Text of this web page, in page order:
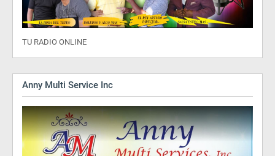
TU RADIO ONLINE
Anny Multi Service Inc